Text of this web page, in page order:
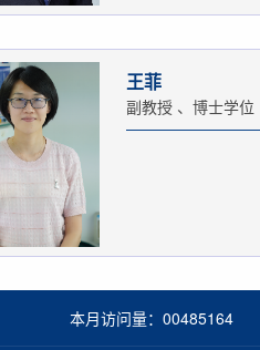
王菲
副教授 、博士学位
本月访问量： 00485164